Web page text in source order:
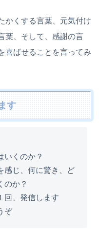
かくする言葉、元気付け
葉、そして、感謝の言
喜ばせることを言ってみ
す
いくのか？
感じ、何に驚き、ど
のか？
回、発信します
ぞ